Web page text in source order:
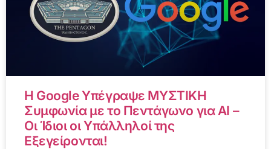
Η Google Υπέγραψε ΜΥΣΤΙΚΗ
Συμφωνία με το Πεντάγωνο για AI –
Οι Ίδιοι οι Υπάλληλοί της
Εξεγείρονται!